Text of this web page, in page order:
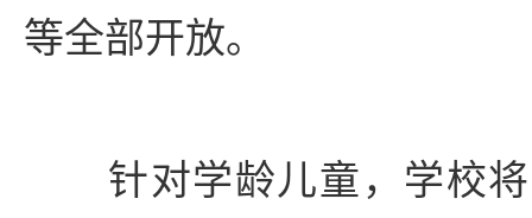
等全部开放。
针对学龄儿童，学校将